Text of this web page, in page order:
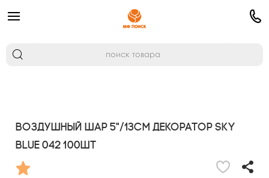
Воздушный шар 5"/13см Декоратор SKY
BLUE 042 100шт